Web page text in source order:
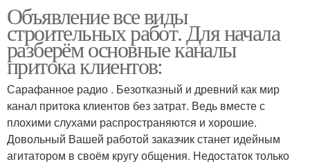
Объявление все виды
строительных работ. Для начала
разберём основные каналы
притока клиентов:
Сарафанное радио . Безотказный и древний как мир
канал притока клиентов без затрат. Ведь вместе с
плохими слухами распространяются и хорошие.
Довольный Вашей работой заказчик станет идейным
агитатором в своём кругу общения. Недостаток только